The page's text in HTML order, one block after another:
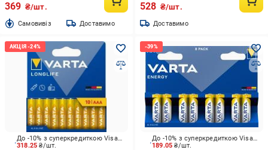
369 ₴/шт.
Cамовивіз Доставимо
528 ₴/шт.
Доставимо
318.25₴/шт.
До -10% з суперкредиткою Visa Вигода
189.05₴/шт.
До -10% з суперкредиткою Visa Вигода